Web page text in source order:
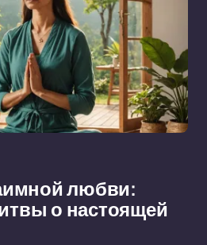
любви:
о настоящей